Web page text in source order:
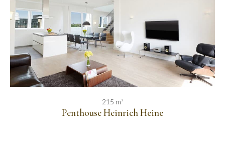
215 m²
Penthouse Heinrich Heine